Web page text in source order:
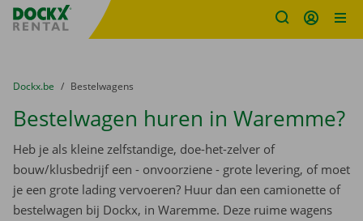
Fratello DEMO
U bevindt zich hier:
van
Dockx.be naar
Bestelwagens
Bestelwagen huren in Waremme?
Heb je als kleine zelfstandige, doe-het-zelver of
bouw/klusbedrijf een - onvoorziene - grote levering, of moet
je een grote lading vervoeren? Huur dan een camionette of
bestelwagen bij Dockx, in Waremme. Deze ruime wagens